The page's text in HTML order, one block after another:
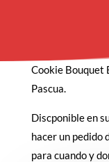
Cookie Bouquet
Pascua.
Discponible en
hacer un pedido
para cuando y